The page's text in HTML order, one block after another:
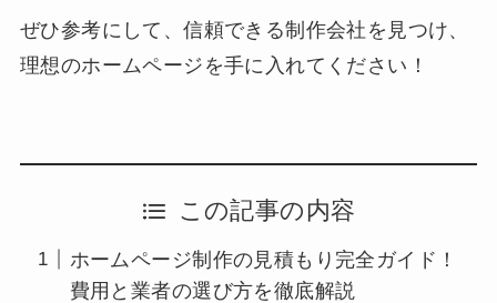
ぜひ参考にして、信頼できる制作会社を見つけ、
理想のホームページを手に入れてください！
この記事の内容
ホームページ制作の見積もり完全ガイド！
費用と業者の選び方を徹底解説